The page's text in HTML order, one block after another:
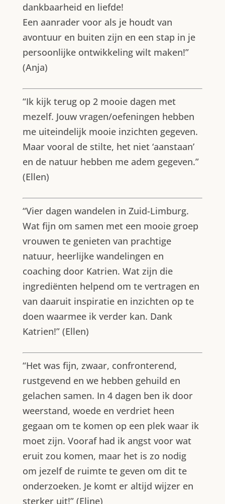
dankbaarheid en liefde!
Een aanrader voor als je houdt van
avontuur en buiten zijn en een stap in je
persoonlijke ontwikkeling wilt maken!”
(Anja)
“Ik kijk terug op 2 mooie dagen met
mezelf. Jouw vragen/oefeningen hebben
me uiteindelijk mooie inzichten gegeven.
Maar vooral de stilte, het niet ‘aanstaan’
en de natuur hebben me adem gegeven.”
(Ellen)
“Vier dagen wandelen in Zuid-Limburg.
Wat fijn om samen met een mooie groep
vrouwen te genieten van prachtige
natuur, heerlijke wandelingen en
coaching door Katrien. Wat zijn die
ingrediënten helpend om te vertragen en
van daaruit inspiratie en inzichten op te
doen waarmee ik verder kan. Dank
Katrien!” (Ellen)
“Het was fijn, zwaar, confronterend,
rustgevend en we hebben gehuild en
gelachen samen. In 4 dagen ben ik door
weerstand, woede en verdriet heen
gegaan om te komen op een plek waar ik
moet zijn. Vooraf had ik angst voor wat
eruit zou komen, maar het is zo nodig
om jezelf de ruimte te geven om dit te
onderzoeken. Je komt er altijd wijzer en
sterker uit!” (Eline)